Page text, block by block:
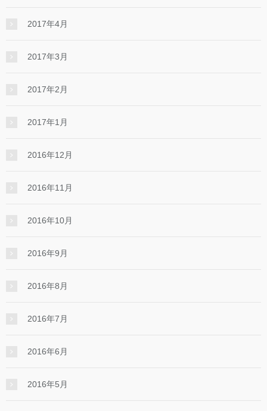
2017年4月
2017年3月
2017年2月
2017年1月
2016年12月
2016年11月
2016年10月
2016年9月
2016年8月
2016年7月
2016年6月
2016年5月